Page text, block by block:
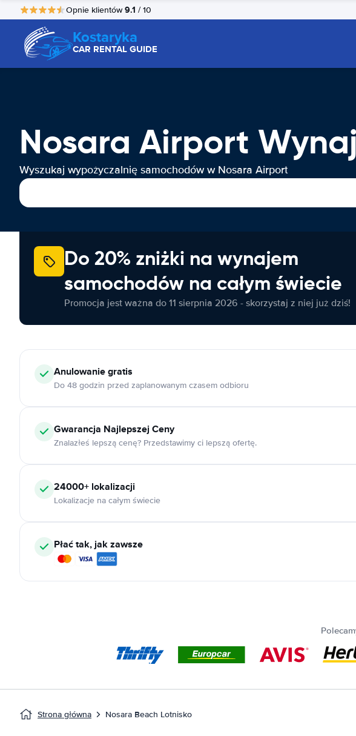
Opnie klientów9.1 / 10
Kostaryka
CAR RENTAL GUIDE
Nosara Airport
Wyszukaj wypożyczalnię samochodów w Nosara Airport
Do 20% zniżki na wynajem
samochodów na całym świecie
Promocja jest ważna do 11 sierpnia 2026 - skorzystaj z niej już dziś!
Anulowaniegratis
Do 48 godzin przed zaplanowanym czasem odbioru
Gwarancja Najlepszej Ceny
Znalazłeś lepszą cenę? Przedstawimy ci lepszą ofertę.
24000+ lokalizacji
Lokalizacje na całym świecie
Płać tak, jak zawsze
Strona główna Nosara Beach Lotnisko